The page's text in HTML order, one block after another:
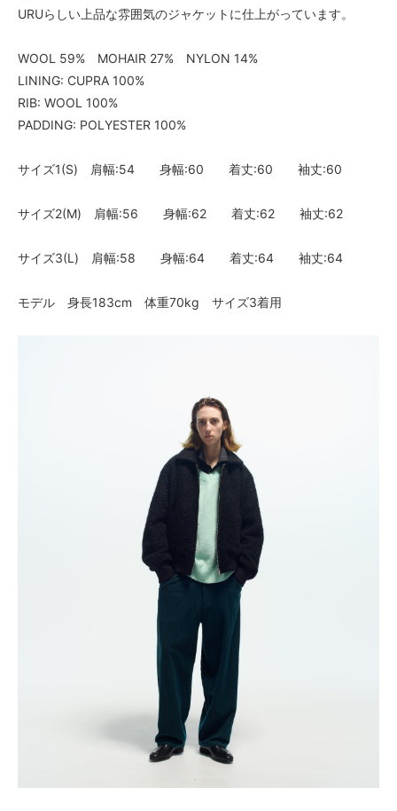
URUらしい上品な雰囲気のジャケットに仕上がっています。
WOOL 59% MOHAIR 27% NYLON 14%
LINING: CUPRA 100%
RIB: WOOL 100%
PADDING: POLYESTER 100%
サイズ1(S) 肩幅:54 身幅:60 着丈:60 袖丈:60
サイズ2(M) 肩幅:56 身幅:62 着丈:62 袖丈:62
サイズ3(L) 肩幅:58 身幅:64 着丈:64 袖丈:64
モデル 身長183cm 体重70kg サイズ3着用